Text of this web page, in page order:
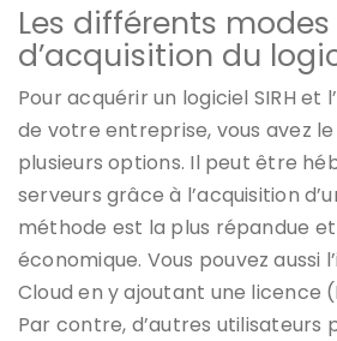
Les différents modes
d’acquisition du
Pour acquérir un logiciel SIRH et
de votre entreprise, vous avez
plusieurs options. Il peut être
serveurs grâce à l’acquisition
méthode est la plus répandue
économique. Vous pouvez aussi
Cloud en y ajoutant une licence
Par contre, d’autres utilisateurs